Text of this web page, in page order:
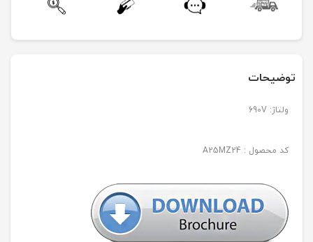
توضیحات
ولتاژ: 690V
کد محصول : A25MZ24